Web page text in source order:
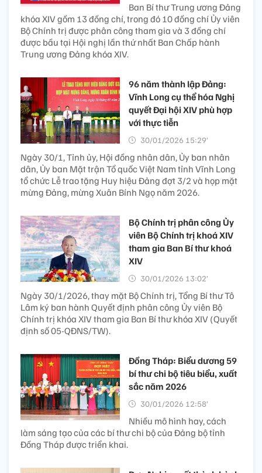
Ban Bí thư Trung ương Đảng
khóa XIV gồm 13 đồng chí, trong đó 10 đồng chí Ủy viên
Bộ Chính trị được phân công tham gia và 3 đồng chí
được bầu tại Hội nghị lần thứ nhất Ban Chấp hành
Trung ương Đảng khóa XIV.
96 năm thành lập Đảng:
Vĩnh Long cụ thể hóa Nghị
quyết Đại hội XIV phù hợp
với thực tiễn
30/01/2026 15:29’
Ngày 30/1, Tỉnh ủy, Hội đồng nhân dân, Ủy ban nhân
dân, Ủy ban Mặt trận Tổ quốc Việt Nam tỉnh Vĩnh Long
tổ chức Lễ trao tặng Huy hiệu Đảng đợt 3/2 và họp mặt
mừng Đảng, mừng Xuân Bính Ngọ năm 2026.
Bộ Chính trị phân công Ủy
viên Bộ Chính trị khoá XIV
tham gia Ban Bí thư khoá
XIV
30/01/2026 13:02’
Ngày 30/1/2026, thay mặt Bộ Chính trị, Tổng Bí thư Tô
Lâm ký ban hành Quyết định phân công Ủy viên Bộ
Chính trị khóa XIV tham gia Ban Bí thư khóa XIV (Quyết
định số 05-QĐNS/TW).
Đồng Tháp: Biểu dương 59
bí thư chi bộ tiêu biểu, xuất
sắc năm 2026
30/01/2026 12:58’
Nhiều mô hình hay, cách
làm sáng tạo của các bí thư chi bộ của Đảng bộ tỉnh
Đồng Tháp được triển khai.